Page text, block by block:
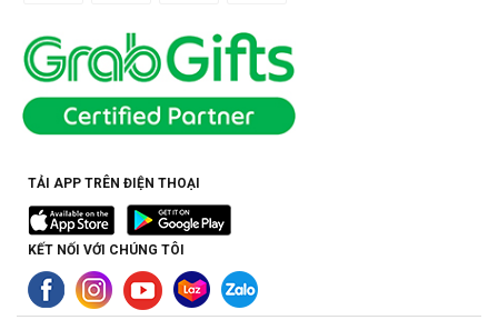
TẢI APP TRÊN ĐIỆN THOẠI
KẾT NỐI VỚI CHÚNG TÔI